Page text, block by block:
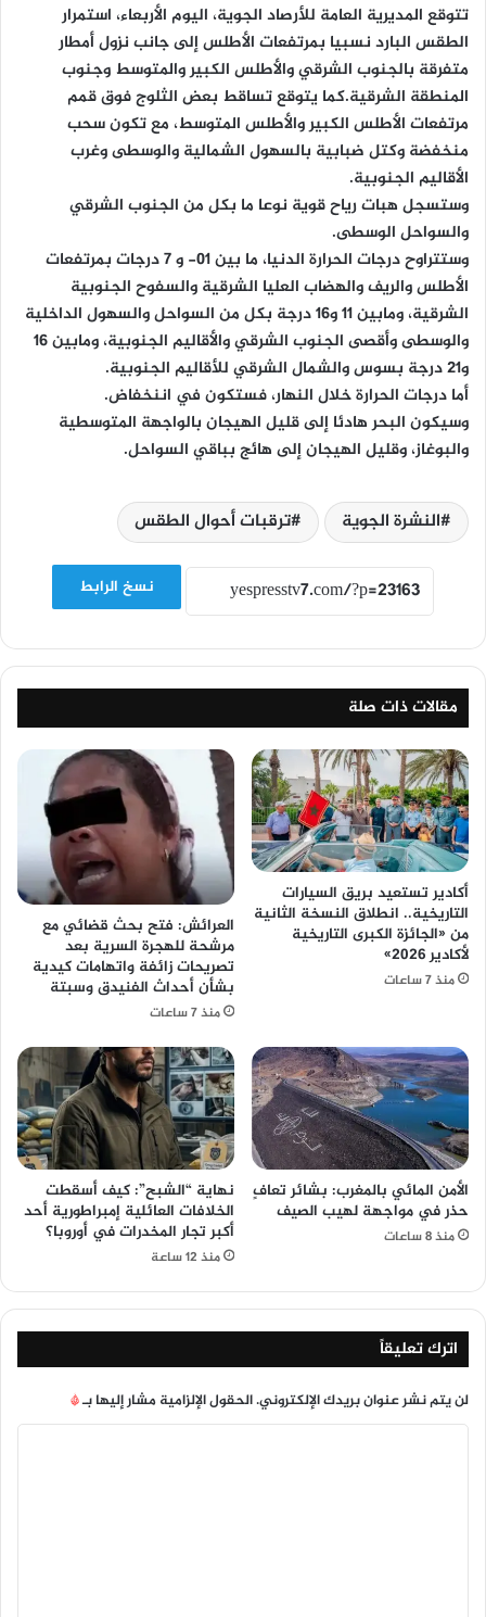
تتوقع المديرية العامة للأرصاد الجوية، اليوم الأربعاء، استمرار
الطقس البارد نسبيا بمرتفعات الأطلس إلى جانب نزول أمطار
متفرقة بالجنوب الشرقي والأطلس الكبير والمتوسط وجنوب
المنطقة الشرقية.كما يتوقع تساقط بعض الثلوج فوق قمم
مرتفعات الأطلس الكبير والأطلس المتوسط، مع تكون سحب
منخفضة وكتل ضبابية بالسهول الشمالية والوسطى وغرب
الأقاليم الجنوبية.
وستسجل هبات رياح قوية نوعا ما بكل من الجنوب الشرقي
والسواحل الوسطى.
وستتراوح درجات الحرارة الدنيا، ما بين 01- و 7 درجات بمرتفعات
الأطلس والريف والهضاب العليا الشرقية والسفوح الجنوبية
الشرقية، ومابين 11 و16 درجة بكل من السواحل والسهول الداخلية
والوسطى وأقصى الجنوب الشرقي والأقاليم الجنوبية، ومابين 16
و21 درجة بسوس والشمال الشرقي للأقاليم الجنوبية.
أما درجات الحرارة خلال النهار، فستكون في اننخفاض.
وسيكون البحر هادئا إلى قليل الهيجان بالواجهة المتوسطية
والبوغاز، وقليل الهيجان إلى هائج بباقي السواحل.
النشرة الجوية ترقبات أحوال الطقس
نسخ الرابط
مقالات ذات صلة
أكادير تستعيد بريق السيارات
التاريخية.. انطلاق النسخة الثانية
من «الجائزة الكبرى التاريخية
لأكادير 2026»
منذ 7 ساعات
العرائش: فتح بحث قضائي مع
مرشحة للهجرة السرية بعد
تصريحات زائفة واتهامات كيدية
بشأن أحداث الفنيدق وسبتة
منذ 7 ساعات
الأمن المائي بالمغرب: بشائر تعافٍ
حذر في مواجهة لهيب الصيف
منذ 8 ساعات
نهاية “الشبح”: كيف أسقطت
الخلافات العائلية إمبراطورية أحد
أكبر تجار المخدرات في أوروبا؟
منذ 12 ساعة
اترك تعليقاً
لن يتم نشر عنوان بريدك الإلكتروني.الحقول الإلزامية مشار إليها بـ*